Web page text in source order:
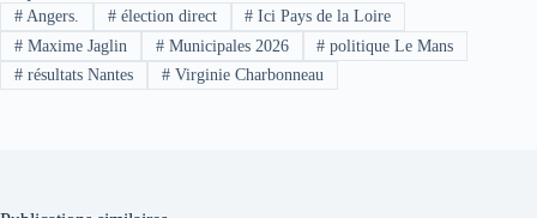
#Angers. #élection direct # Ici Pays de la Loire
#Maxime Jaglin #Municipales 2026 # politique Le Mans
#résultats Nantes #Virginie Charbonneau